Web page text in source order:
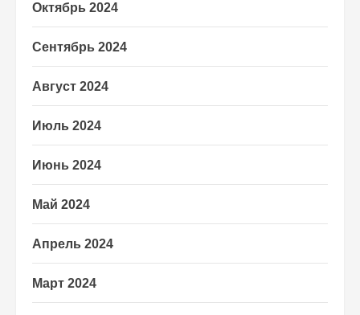
Октябрь 2024
Сентябрь 2024
Август 2024
Июль 2024
Июнь 2024
Май 2024
Апрель 2024
Март 2024